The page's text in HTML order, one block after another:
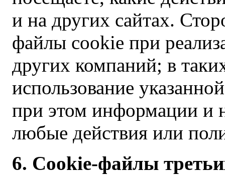
и на других сайтах.
файлы cookie при
других компаний; в
использование
при этом информации и
любые действия или
6. Cookie-файлы